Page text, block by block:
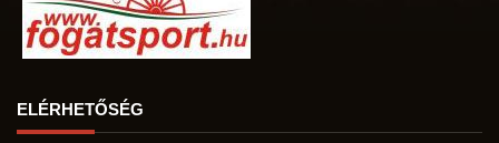
ELÉRHETŐSÉG